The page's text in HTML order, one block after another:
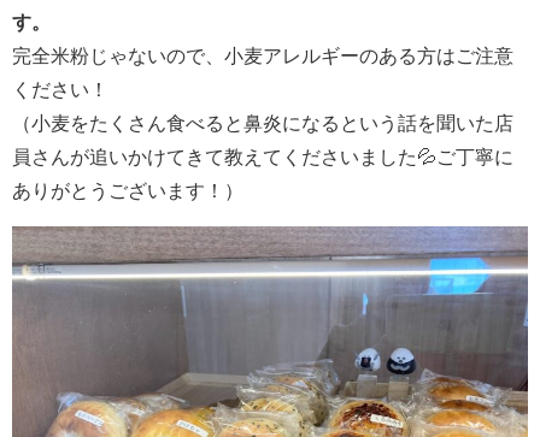
す。
完全米粉じゃないので、小麦アレルギーのある方はご注意
ください！
（小麦をたくさん食べると鼻炎になるという話を聞いた店
員さんが追いかけてきて教えてくださいました💦ご丁寧に
ありがとうございます！）